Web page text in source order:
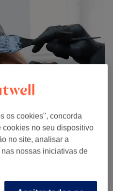
poupa até 20%
os cookies", concorda
cookies no seu dispositivo
no site, analisar a
nossas iniciativas de